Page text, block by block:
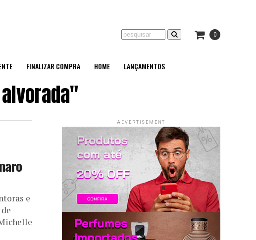
0
FINALIZAR COMPRA HOME LANÇAMENTOS
e
ADVERTISEMENT